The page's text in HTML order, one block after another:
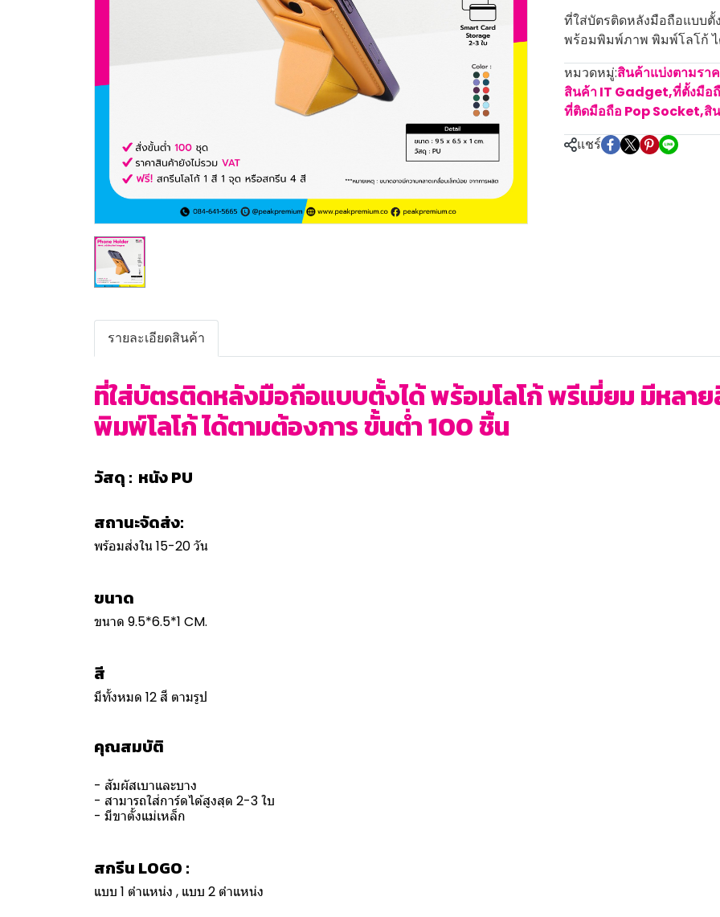
ที่ใส่บัตรติดหลังมือถือแบบตั้
พร้อมพิมพ์ภาพ พิมพ์โลโก้
หมวดหมู่:สินค้าแบ่งตามรา
สินค้า IT Gadget,ที่ตั้งมือ
ที่ติดมือถือ Pop Socket,สิ
แชร์
รายละเอียดสินค้า
ที่ใส่บัตรติดหลังมือถือแบบตั้งได้ พร้อมโลโก้ พรีเมี่ยม มีหลา
พิมพ์โลโก้ ได้ตามต้องการ ขั้นต่ำ 100 ชิ้น
วัสดุ : หนัง PU
สถานะจัดส่ง:
พร้อมส่งใน 15-20 วัน
ขนาด
ขนาด 9.5*6.5*1 CM.
สี
มีทั้งหมด 12 สี ตามรูป
คุณสมบัติ
- สัมผัสเบาและบาง
- สามารถใส่การ์ดได้สูงสุด 2-3 ใบ
- มีขาตั้งแม่เหล็ก
สกรีน LOGO :
แบบ 1 ตำแหน่ง , แบบ 2 ตำแหน่ง